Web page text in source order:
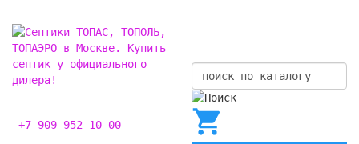
+7 909 952 10 00